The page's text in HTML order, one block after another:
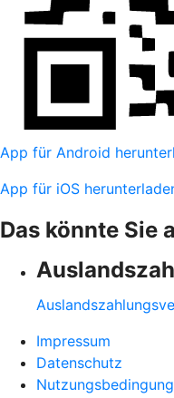
App für Android
App für iOS
Das könnte Sie
Impressum
Datenschutz